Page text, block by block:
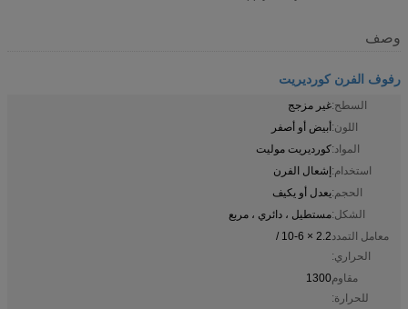
وصف
رفوف الفرن كورديريت
السطح:غير مزجج
اللون:أبيض أو أصفر
المواد:كورديريت موليت
استخدام:إشعال الفرن
الحجم:يعدل أو يكيف
الشكل:مستطيل ، دائري ، مربع
معامل التمدد
الحراري:
2.2 × 10-6 /
مقاوم
للحرارة:
1300